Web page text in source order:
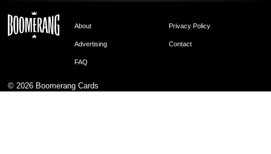
About Privacy Policy
Advertising Contact
FAQ
© 2026 Boomerang Cards